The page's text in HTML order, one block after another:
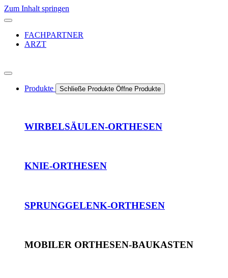
Zum Inhalt springen
FACHPARTNER
ARZT
Produkte Schließe Produkte Öffne Produkte
WIRBELSÄULEN-ORTHESEN
KNIE-ORTHESEN
SPRUNGGELENK-ORTHESEN
MOBILER ORTHESEN-BAUKASTEN